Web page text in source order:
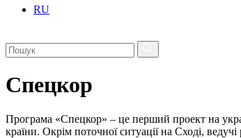
RU
Спецкор
Програма «Спецкор» – це перший проект на
країни. Окрім поточної ситуації на Сході,